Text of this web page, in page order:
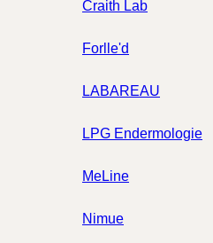
Craith Lab
Forlle'd
LABAREAU
LPG Endermologie
MeLine
Nimue